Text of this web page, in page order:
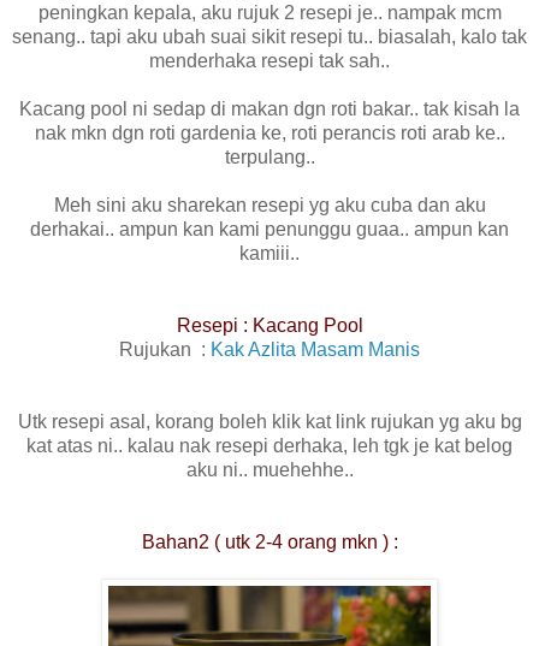
peningkan kepala, aku rujuk 2 resepi je.. nampak mcm
senang.. tapi aku ubah suai sikit resepi tu.. biasalah, kalo tak
menderhaka resepi tak sah..
Kacang pool ni sedap di makan dgn roti bakar.. tak kisah la
nak mkn dgn roti gardenia ke, roti perancis roti arab ke..
terpulang..
Meh sini aku sharekan resepi yg aku cuba dan aku
derhakai.. ampun kan kami penunggu guaa.. ampun kan
kamiii..
Resepi : Kacang Pool
Rujukan : Kak Azlita Masam Manis
Utk resepi asal, korang boleh klik kat link rujukan yg aku bg
kat atas ni.. kalau nak resepi derhaka, leh tgk je kat belog
aku ni.. muehehhe..
Bahan2 ( utk 2-4 orang mkn ) :